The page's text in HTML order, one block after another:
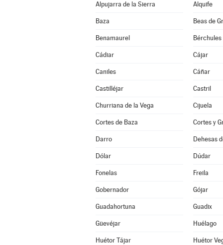
Alpujarra de la Sierra Alquife
Baza Beas de
Benamaurel Bérchules
Cádiar Cájar
Caniles Cáñar
Castilléjar Castril
Churriana de la Vega Cijuela
Cortes de Baza Cortes y
Darro Dehesas
Dólar Dúdar
Fonelas Freila
Gobernador Gójar
Guadahortuna Guadix
Güevéjar Huélago
Huétor Tájar Huétor